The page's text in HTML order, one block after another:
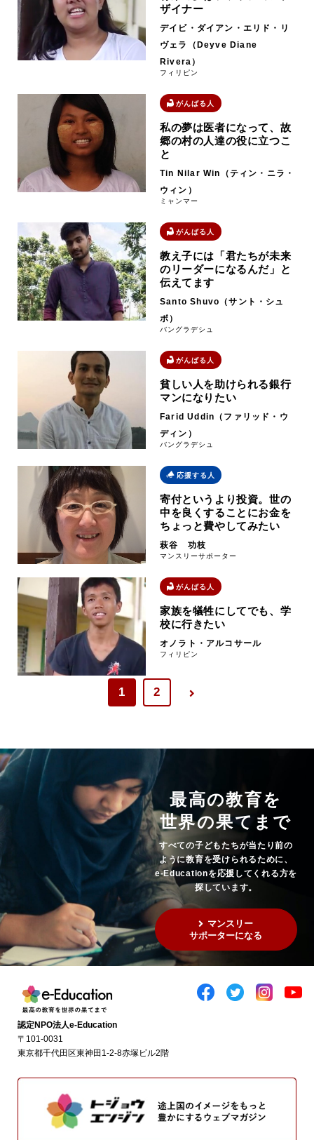
ザイナー
デイビ・ダイアン・エリド・リ
ヴェラ（Deyve Diane
Rivera）
フィリピン
がんばる人
私の夢は医者になって、故
郷の村の人達の役に立つこ
と
Tin Nilar Win（ティン・ニラ・
ウィン）
ミャンマー
がんばる人
教え子には「君たちが未来
のリーダーになるんだ」と
伝えてます
Santo Shuvo（サント・シュ
ボ）
バングラデシュ
がんばる人
貧しい人を助けられる銀行
マンになりたい
Farid Uddin（ファリッド・ウ
ディン）
バングラデシュ
応援する人
寄付というより投資。世の
中を良くすることにお金を
ちょっと費やしてみたい
萩谷 功枝
マンスリーサポーター
がんばる人
家族を犠牲にしてでも、学
校に行きたい
オノラト・アルコサール
フィリピン
1 2
最高の教育を
世界の果てまで
すべての子どもたちが当たり前の
ように教育を受けられるために、
e-Educationを応援してくれる方を
探しています。
マンスリー
サポーターになる
認定NPO法人e-Education
〒101-0031
東京都千代田区東神田1-2-8赤塚ビル2階